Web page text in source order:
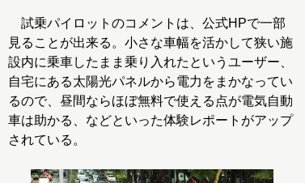
試乗パイロットのコメントは、公式HPで一部
見ることが出来る。小さな車幅を活かして狭い施
設内に乗車したまま乗り入れたというユーザー、
自宅にある太陽光パネルから電力をまかなってい
るので、昼間ならほぼ無料で使える点が電気自動
車は助かる、などといった体験レポートがアップ
されている。